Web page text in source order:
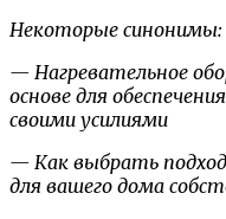
Некоторые синонимы:
— Нагревательное
основе для
своими усилиями
— Как выбрать
для вашего дома